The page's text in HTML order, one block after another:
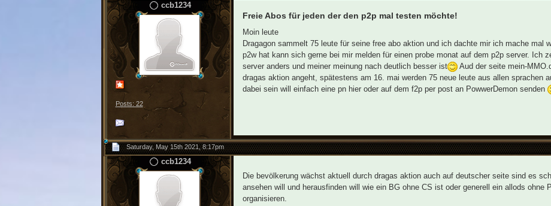
ccb1234
Posts: 22
Freie Abos für jeden der den p2p mal testen möchte!
Moin leute
Dragagon sammelt 75 leute für seine free abo aktion und ich dachte mir ich mache mal
p2w hat kann sich gerne bei mir melden für einen probe monat auf dem p2p server. Ich
server anders und meiner meinung nach deutlich besser ist
Aud der seite mein-
dragas aktion angeht, spätestens am 16. mai werden 75 neue leute aus allen sprachen
dabei sein will einfach eine pn hier oder auf dem f2p per post an PowwerDemon senden
Saturday, May 15th 2021, 8:17pm
ccb1234
Die bevölkerung wächst aktuell durch dragas aktion auch auf deutscher seite sind es
ansehen will und herausfinden will wie ein BG ohne CS ist oder generell ein allods ohne
organisieren.